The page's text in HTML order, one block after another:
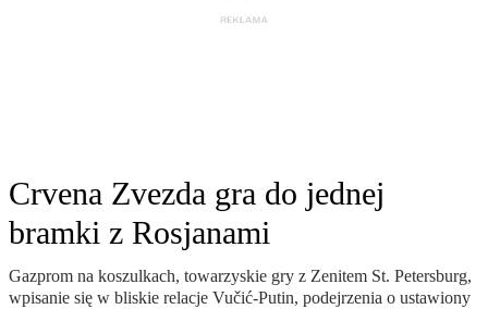
Crvena Zvezda gra do jednej
bramki z Rosjanami
Gazprom na koszulkach, towarzyskie gry z Zenitem St. Petersburg,
wpisanie się w bliskie relacje Vučić-Putin, podejrzenia o ustawiony